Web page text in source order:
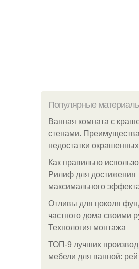
Популярные
Ванная комната с
стенами.
недостатки
Как правильно
Рилиф для достижения
максимального
Отливы для цоколя
частного дома своими
Технология монтажа
ТОП-9 лучших
мебели для ванной: